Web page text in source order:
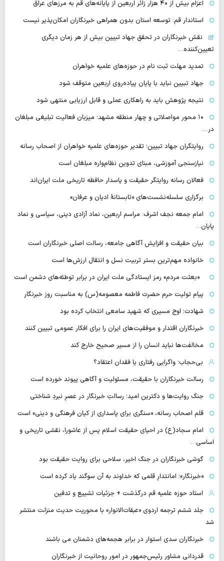
اعزام بیش از ۴۰ هزار زائر اربعین از پایانه‌های قم به مرزهای عراق
استاندار قم: توسعه استان بدون همراهی خبرنگاران امکان‌پذیر نیست
نقش خبرنگاران در تحقق جهاد تبیین بیش از هر زمان دیگری
تعیین‌کننده…
تمدید مهلت ثبت نام در حوزه‌های علمیه خواهران
جهاد تبیین نباید با پایان پیاده‌روی اربعین متوقف شود
نتیجه پژوهش باید به راهکاری عملی و قابل ارزیابی منتهی شود
۱۰ محور مواصلاتی و چهار منطقه مشهد؛ میزبان فعالیت تبلیغی مبلغان
در…
روایتگران جهاد تبیین؛ تقدیر حوزه‌های علمیه خواهران از اصحاب رسانه
نیازسنجی آموزشی، مبنای تدوین نظام‌واره مبلغان است
فعالان رسانه‌ روایتگر حقیقت و پاسدار حافظه تاریخی ملت ایران‌اند
برگزاری سلسله‌نشست‌های «تابستانهٔ ادیان و عرفان»
امام جمعه نجف اشرف: مراسم اربعین، نماد آزادی دینی، سیاسی و نماد
پایان…
بیان حقیقت و افزایش آگاهی جامعه، رسالت اصلی خبرنگاران است
خانواده مهم‌ترین بستر تربیت نسل و انتقال ارزش‌ها است
«بعثت مردم» رمز ایستادگی ملت ایران در برابر توطئه‌های دشمن است
پیام تولیت حرم حضرت فاطمه معصومه(س) به مناسبت روز خبرنگار
شهادت؛ اوج مسیری که شهید سامعی انتخاب کرده بود
خبرنگاران اقتدار و موفقیت‌های ایران را برای افکار عمومی تبیین کنند
مخالفت‌ها نباید انسان را از مسیر صحیح خارج کند
بی‌حجاب؛ واگرایی رفتاری یا فقدان اعتقاد؟
رسالت خبرنگاران با حقیقت، مسئولیت و آگاهی پیوند خورده است
جنگ روایت‌ها و دکترین امید؛ رسالتِ خبرنگار در عصرِ نبردِ شناختی
قلم اصحاب رسانه، «سنگری برای پاسداری از کیان فرهنگی و دینی» است
امام سجاد(ع) در احیای حقیقت اسلام پس از عاشورا، نقشی تاریخی و
اساسی…
گوشی خبرنگاران در جنگ اخیر، سلاحی برای روایت حقیقت بود
«خبرنگار»؛ امانتدارِ قلمی که خداوند به آن سوگند یاد کرده است
استاد حوزه علمیه قم درگذشت + جزئیات تشییع و تدفین
جلد ششم ترجمه اردوی «عبقات‌الانوار» با محوریت حدیث منزلت منتشر
شد
خبرنگاران سدی استوار در برابر هجمه‌های دشمنان می باشند
قدردانی مشاور رئیس‌جمهور در امور روحانیت از خبرنگاران